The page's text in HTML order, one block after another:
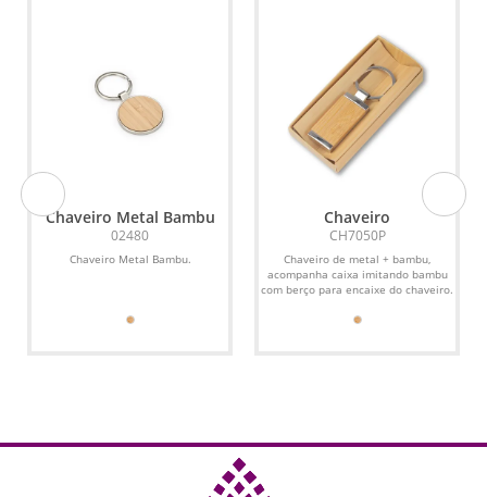
Chaveiro Metal Bambu
02480
Chaveiro Metal Bambu.
Chaveiro
CH7050P
Chaveiro de metal + bambu,
acompanha caixa imitando bambu
com berço para encaixe do chaveiro.